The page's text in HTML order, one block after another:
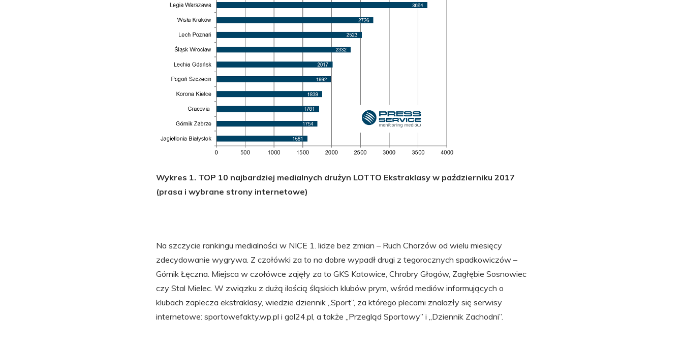
Wykres 1. TOP 10 najbardziej medialnych drużyn LOTTO Ekstraklasy w październiku 2017
(prasa i wybrane strony internetowe)
Na szczycie rankingu medialności w NICE 1. lidze bez zmian – Ruch Chorzów od wielu miesięcy
zdecydowanie wygrywa. Z czołówki za to na dobre wypadł drugi z tegorocznych spadkowiczów –
Górnik Łęczna. Miejsca w czołówce zajęły za to GKS Katowice, Chrobry Głogów, Zagłębie Sosnowiec
czy Stal Mielec. W związku z dużą ilością śląskich klubów prym, wśród mediów informujących o
klubach zaplecza ekstraklasy, wiedzie dziennik „Sport”, za którego plecami znalazły się serwisy
internetowe: sportowefakty.wp.pl i gol24.pl, a także „Przegląd Sportowy” i „Dziennik Zachodni”.